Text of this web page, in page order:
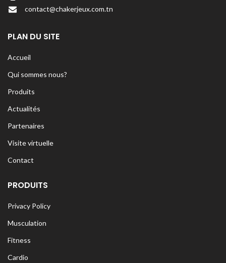
contact@chakerjeux.com.tn
PLAN DU SITE
Accueil
Qui sommes nous?
Produits
Actualités
Partenaires
Visite virtuelle
Contact
PRODUITS
Privacy Policy
Musculation
Fitness
Cardio